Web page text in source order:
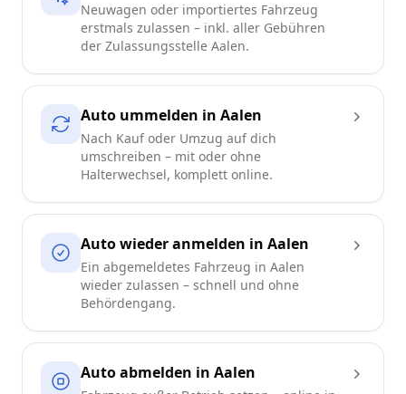
Neuwagen oder importiertes Fahrzeug
erstmals zulassen – inkl. aller Gebühren
der Zulassungsstelle Aalen.
Auto ummelden in Aalen
Nach Kauf oder Umzug auf dich
umschreiben – mit oder ohne
Halterwechsel, komplett online.
Auto wieder anmelden in Aalen
Ein abgemeldetes Fahrzeug in Aalen
wieder zulassen – schnell und ohne
Behördengang.
Auto abmelden in Aalen